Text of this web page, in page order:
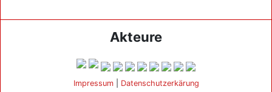
Akteure
Impressum| Datenschutzerkärung